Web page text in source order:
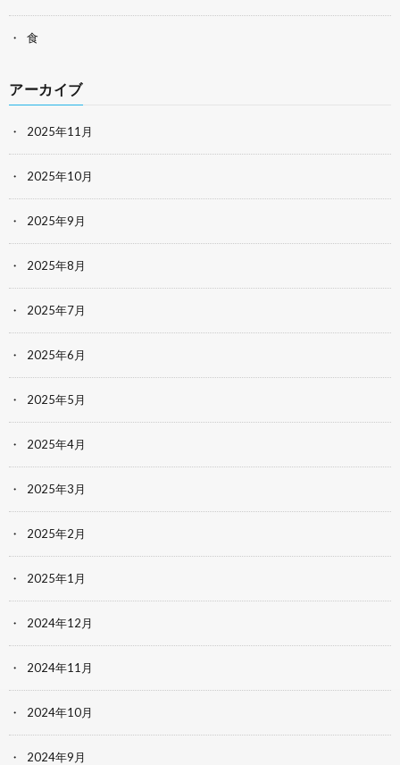
食
アーカイブ
2025年11月
2025年10月
2025年9月
2025年8月
2025年7月
2025年6月
2025年5月
2025年4月
2025年3月
2025年2月
2025年1月
2024年12月
2024年11月
2024年10月
2024年9月